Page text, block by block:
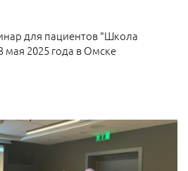
для пациентов "Школа
мая 2025 года в Омске